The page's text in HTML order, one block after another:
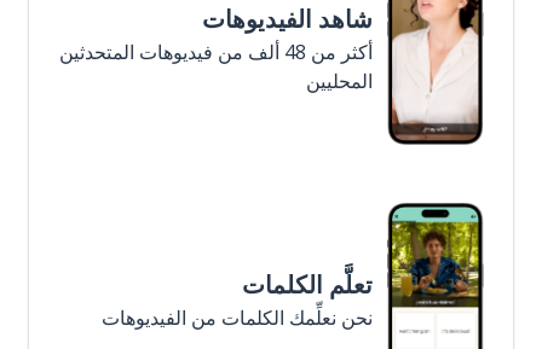
شاهد الفيديوهات
أكثر من 48 ألف من فيديوهات المتحدثين
المحليين
تعلَّم الكلمات
نحن نعلِّمك الكلمات من الفيديوهات